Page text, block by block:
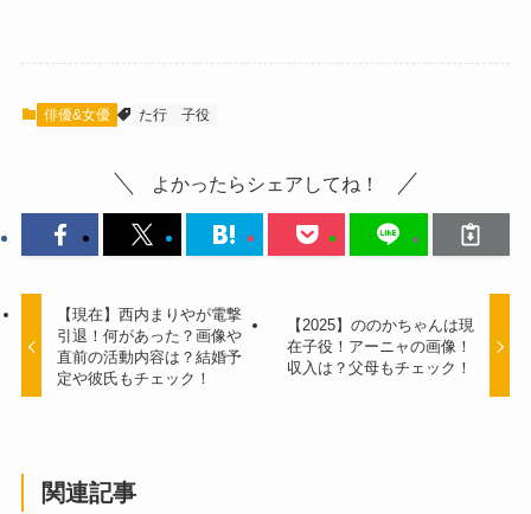
俳優&女優 た行 子役
よかったらシェアしてね！
【現在】西内まりやが電撃
引退！何があった？画像や
直前の活動内容は？結婚予
定や彼氏もチェック！
【2025】ののかちゃんは現
在子役！アーニャの画像！
収入は？父母もチェック！
関連記事